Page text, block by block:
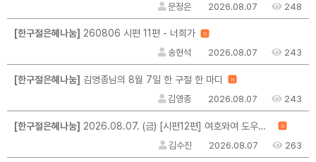
문정은 2026.08.07 248
[한구절은혜나눔] 260806 시편 11편 - 너희가 N
송현석 2026.08.07 243
[한구절은혜나눔] 김영종님의 8월 7일 한 구절 한 마디 N
김영종 2026.08.07 243
[한구절은혜나눔] 2026.08.07. (금) [시편12편] 여호와여 도우소서 / 그 말씀이 나를 일으키십니다 N
김수진 2026.08.07 263